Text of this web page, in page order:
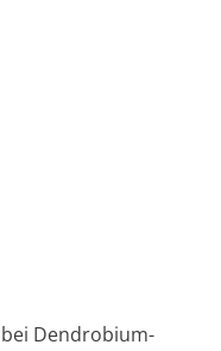
Dendrobium-